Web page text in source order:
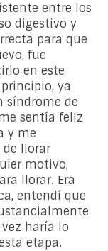
entre los
digestivo y
para que
fue
en este
ya
síndrome de
sentía feliz
y me
de llorar
motivo,
llorar. Era
entendí que
haría lo
etapa.